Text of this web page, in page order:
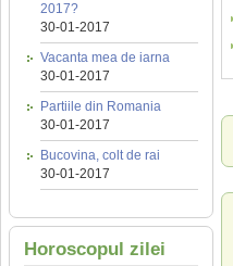
2017?
30-01-2017
Vacanta mea de iarna
30-01-2017
Partiile din Romania
30-01-2017
Bucovina, colt de rai
30-01-2017
Horoscopul zilei